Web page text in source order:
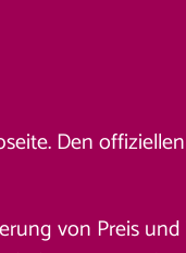
Den
von Preis